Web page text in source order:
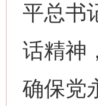
平总书
话精神
确保党